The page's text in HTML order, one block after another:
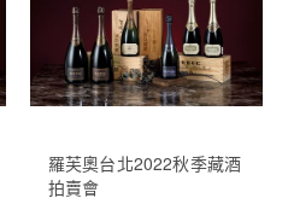
羅芙奧台北2022秋季藏酒
拍賣會